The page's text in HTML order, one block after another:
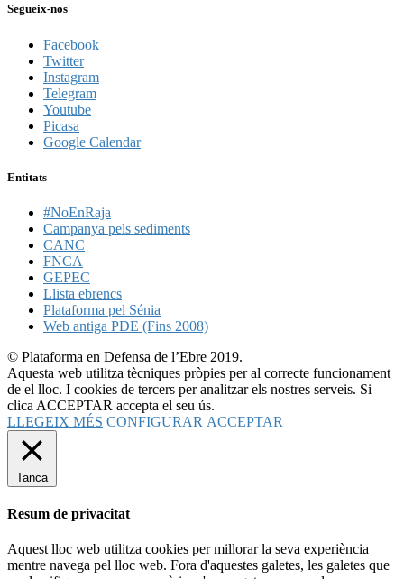
Segueix-nos
Facebook
Twitter
Instagram
Telegram
Youtube
Picasa
Google Calendar
Entitats
#NoEnRaja
Campanya pels sediments
CANC
FNCA
GEPEC
Llista ebrencs
Plataforma pel Sénia
Web antiga PDE (Fins 2008)
© Plataforma en Defensa de l’Ebre 2019.
Aquesta web utilitza tècniques pròpies per al correcte funcionament
de el lloc. I cookies de tercers per analitzar els nostres serveis. Si
clica ACCEPTAR accepta el seu ús.
LLEGEIX MÉS CONFIGURAR ACCEPTAR
Tanca
Resum de privacitat
Aquest lloc web utilitza cookies per millorar la seva experiència
mentre navega pel lloc web. Fora d'aquestes galetes, les galetes que